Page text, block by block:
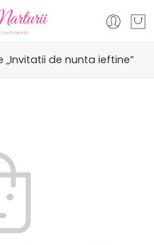
de nunta ieftine”